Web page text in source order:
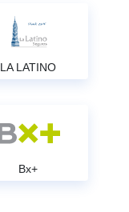
LA LATINO
Bx+